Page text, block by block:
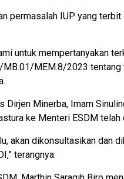
permasalah IUP yang
untuk mempertanyakan
MB.01/MEM.8/2023
Dirjen Minerba, Imam
ke Menteri ESDM telah
akan dikonsultasikan dan
terangnya.